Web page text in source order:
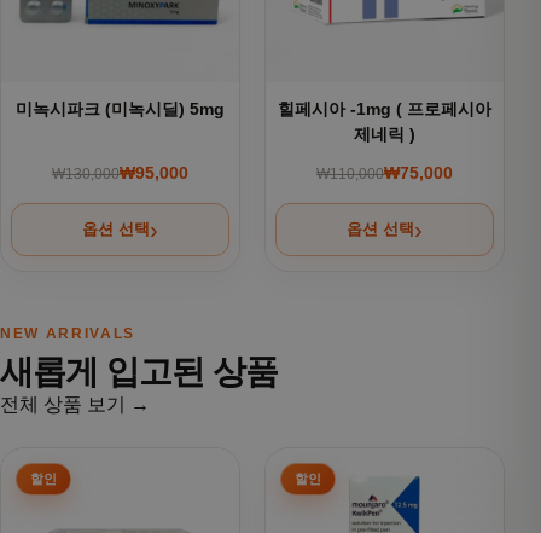
미녹시파크 (미녹시딜) 5mg
₩130,000원래 가격: ₩130,000.
₩95,000
현재 가격: ₩95,000.
옵션 선택
힐페시아 -1mg ( 프로페시아
제네릭 )
₩110,000원래 가격:
₩75,000
현재 가격: ₩75,000.
옵션 선택
NEW ARRIVALS
새롭게 입고된 상품
전체 상품 보기 →
여러 상품 옵션이 이 상품에 있습니다. 상품 페이지에서 옵션